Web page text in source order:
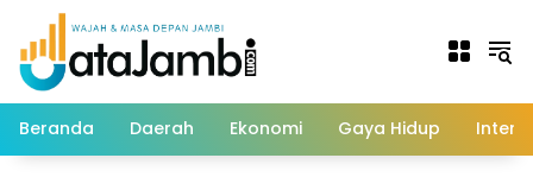
Langsung
konten
Beranda Daerah Ekonomi Gaya Hidup